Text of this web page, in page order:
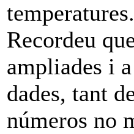
Recordeu
ampliades i
dades, tant
números no